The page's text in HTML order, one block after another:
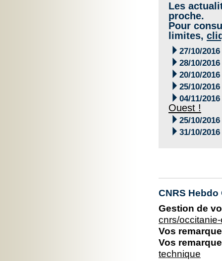
Les
proche.
Pour
limites,
 27/10/2016
 28/10/2016
 20/10/2016
 25/10/2016
 04/11/2016
Ouest !
 25/10/2016
 31/10/2016
CNRS
Gestion de
cnrs/
Vos
Vos
technique